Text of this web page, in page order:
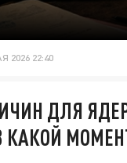
2026 22:40
ДЛЯ
КАКОЙ